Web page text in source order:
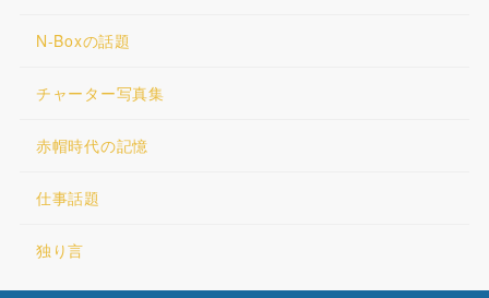
N-Boxの話題
チャーター写真集
赤帽時代の記憶
仕事話題
独り言